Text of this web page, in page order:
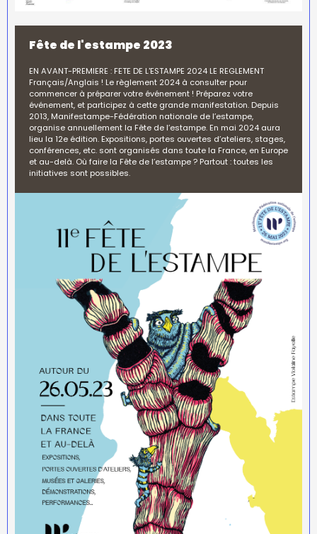
Fête de l'estampe 2023
EN AVANT-PREMIERE : FETE DE L'ESTAMPE 2024 LE REGLEMENT
Français/Anglais ! Le règlement 2024 à consulter pour
commencer à préparer votre événement ! Préparez votre
événement, et participez à cette grande manifestation. Depuis
2013, Manifestampe-Fédération nationale de l’estampe,
organise annuellement la Fête de l’estampe. En mai 2024 aura
lieu la 12e édition. Expositions, portes ouvertes d’ateliers, stages,
conférences, etc. sont organisés dans toute la France, en Europe
et au-delà. Où faire la Fête de l’estampe ? Partout : toutes les
initiatives sont possibles.